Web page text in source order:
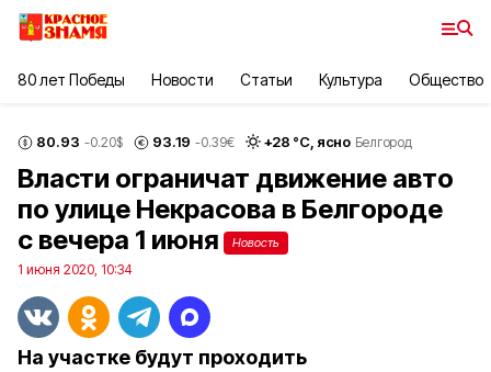
80 лет Победы Новости Статьи Культура Общество
80.93 -0.20$ 93.19 -0.39€ +28 °С, ясно Белгород
Власти ограничат движение авто
по улице Некрасова в Белгороде
с вечера 1 июня
Новость
1 июня 2020, 10:34
На участке будут проходить